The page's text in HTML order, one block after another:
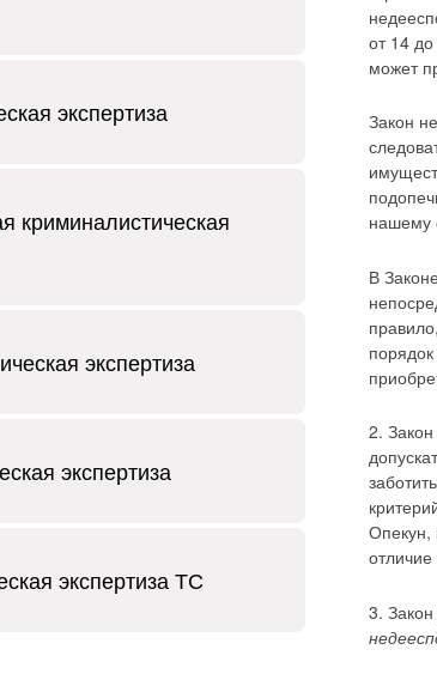
экспертиза
криминалистическая
экспертиза
экспертиза
экспертиза ТС
от 14
может
Закон
нашему
В
2. Закон
Опекун,
3.